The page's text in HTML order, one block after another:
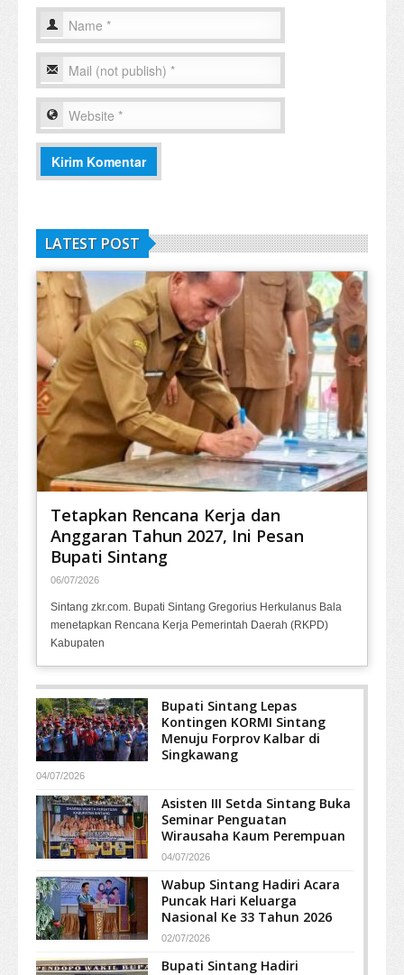
LATEST POST
Tetapkan Rencana Kerja dan
Anggaran Tahun 2027, Ini Pesan
Bupati Sintang
06/07/2026
Sintang zkr.com. Bupati Sintang Gregorius Herkulanus Bala
menetapkan Rencana Kerja Pemerintah Daerah (RKPD)
Kabupaten
Bupati Sintang Lepas
Kontingen KORMI Sintang
Menuju Forprov Kalbar di
Singkawang
04/07/2026
Asisten III Setda Sintang Buka
Seminar Penguatan
Wirausaha Kaum Perempuan
04/07/2026
Wabup Sintang Hadiri Acara
Puncak Hari Keluarga
Nasional Ke 33 Tahun 2026
02/07/2026
Bupati Sintang Hadiri